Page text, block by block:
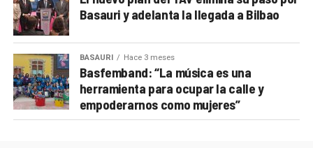
Basauri y adelanta la llegada a Bilbao
BASAURI Hace 3 meses
Basfemband: “La música es una
herramienta para ocupar la calle y
empoderarnos como mujeres”